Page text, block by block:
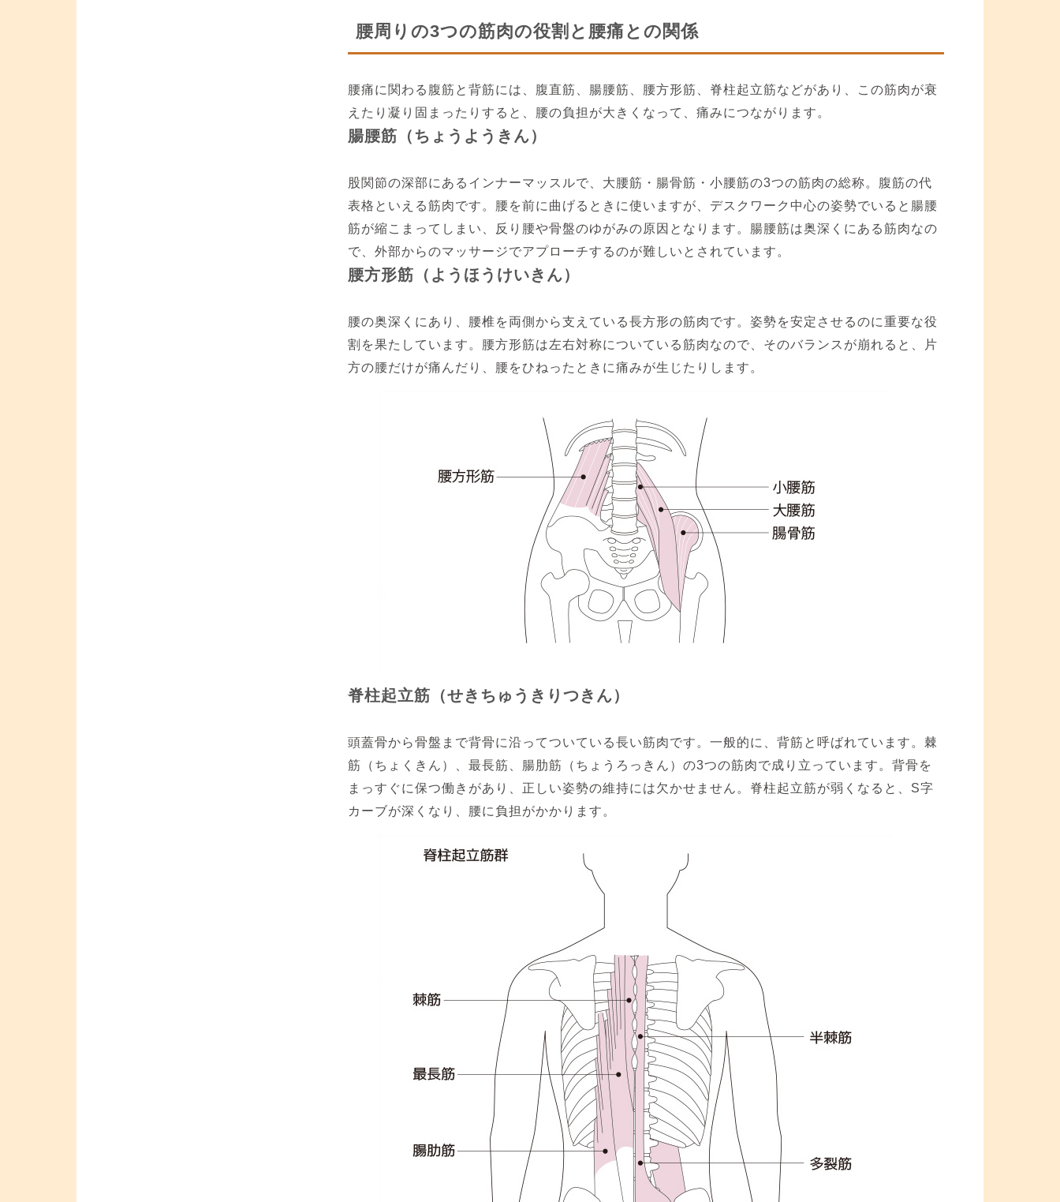
腰周りの3つの筋肉の役割と腰痛との関係
腰痛に関わる腹筋と背筋には、腹直筋、腸腰筋、腰方形筋、脊柱起立筋などがあり、この筋肉が衰
えたり凝り固まったりすると、腰の負担が大きくなって、痛みにつながります。
腸腰筋（ちょうようきん）
股関節の深部にあるインナーマッスルで、大腰筋・腸骨筋・小腰筋の3つの筋肉の総称。腹筋の代
表格といえる筋肉です。腰を前に曲げるときに使いますが、デスクワーク中心の姿勢でいると腸腰
筋が縮こまってしまい、反り腰や骨盤のゆがみの原因となります。腸腰筋は奥深くにある筋肉なの
で、外部からのマッサージでアプローチするのが難しいとされています。
腰方形筋（ようほうけいきん）
腰の奥深くにあり、腰椎を両側から支えている長方形の筋肉です。姿勢を安定させるのに重要な役
割を果たしています。腰方形筋は左右対称についている筋肉なので、そのバランスが崩れると、片
方の腰だけが痛んだり、腰をひねったときに痛みが生じたりします。
脊柱起立筋（せきちゅうきりつきん）
頭蓋骨から骨盤まで背骨に沿ってついている長い筋肉です。一般的に、背筋と呼ばれています。棘
筋（ちょくきん）、最長筋、腸肋筋（ちょうろっきん）の3つの筋肉で成り立っています。背骨を
まっすぐに保つ働きがあり、正しい姿勢の維持には欠かせません。脊柱起立筋が弱くなると、S字
カーブが深くなり、腰に負担がかかります。